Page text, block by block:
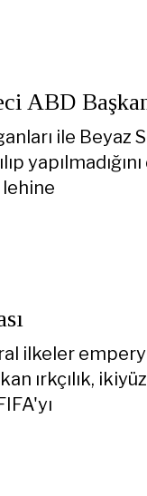
ABD
ile Beyaz
ilkeler
ırkçılık,